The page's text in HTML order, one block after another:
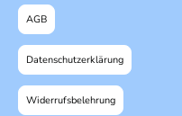
AGB
Datenschutzerklärung
Widerrufsbelehrung